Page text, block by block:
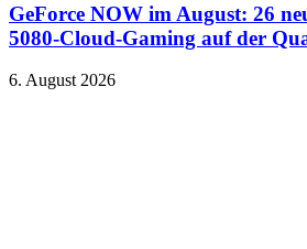
GeForce NOW im August: 26
5080-Cloud-Gaming auf der
6. August 2026